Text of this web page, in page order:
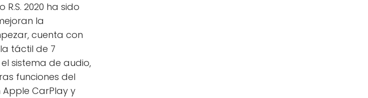
2020 ha sido
la
cuenta con
táctil de 7
sistema de audio,
funciones del
CarPlay y